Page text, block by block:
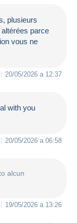
plusieurs
parce
vous ne
20/05/2026 a 12:37
with you
20/05/2026 a 06:58
alcun
19/05/2026 a 13:26